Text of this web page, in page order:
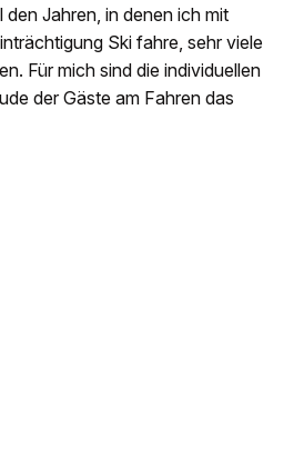
Jahren, in denen ich mit
Ski fahre, sehr viele
Für mich sind die individuellen
der Gäste am Fahren das